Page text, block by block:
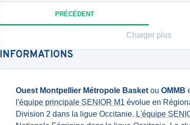
PRÉCÉDENT
Charger plus
INFORMATIONS
Ouest Montpellier Métropole Basket ou OMMB
l'équipe principale SENIOR M1 évolue en
Division 2 dans la ligue Occitanie. L'équipe